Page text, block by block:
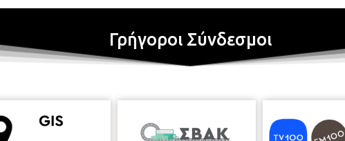
Γρήγοροι Σύνδεσμοι